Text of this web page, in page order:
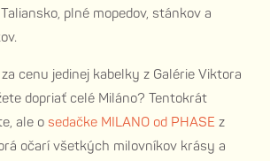
plné mopedov, stánkov a
cenu jedinej kabelky z Galérie Viktora
dopriať celé Miláno? Tentokrát
ale o sedačke MILANO od PHASE z
očarí všetkých milovníkov krásy a